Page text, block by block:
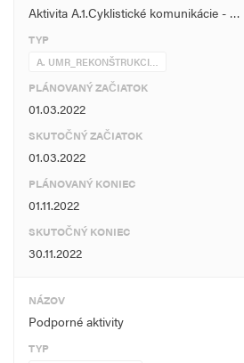
Aktivita A.1.Cyklistické komunikácie - …
TYP
A. UMR_REKONŠTRUKCI…
PLÁNOVANÝ ZAČIATOK
01.03.2022
SKUTOČNÝ ZAČIATOK
01.03.2022
PLÁNOVANÝ KONIEC
01.11.2022
SKUTOČNÝ KONIEC
30.11.2022
NÁZOV
Podporné aktivity
TYP